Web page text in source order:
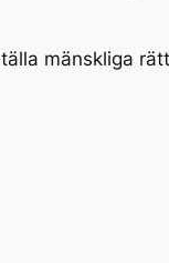
mänskliga